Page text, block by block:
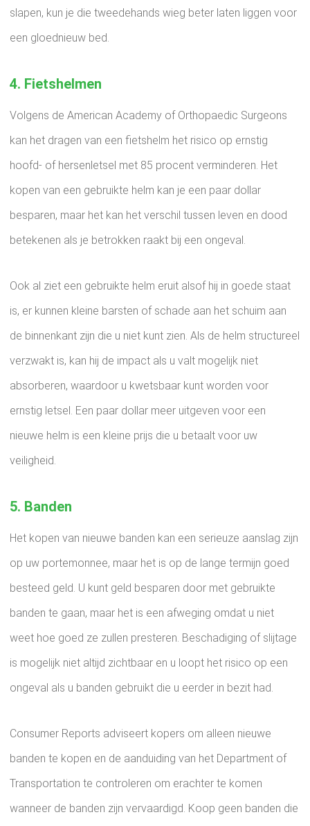
slapen, kun je die tweedehands wieg beter laten liggen voor
een gloednieuw bed.
4. Fietshelmen
Volgens de American Academy of Orthopaedic Surgeons
kan het dragen van een fietshelm het risico op ernstig
hoofd- of hersenletsel met 85 procent verminderen. Het
kopen van een gebruikte helm kan je een paar dollar
besparen, maar het kan het verschil tussen leven en dood
betekenen als je betrokken raakt bij een ongeval.
Ook al ziet een gebruikte helm eruit alsof hij in goede staat
is, er kunnen kleine barsten of schade aan het schuim aan
de binnenkant zijn die u niet kunt zien. Als de helm structureel
verzwakt is, kan hij de impact als u valt mogelijk niet
absorberen, waardoor u kwetsbaar kunt worden voor
ernstig letsel. Een paar dollar meer uitgeven voor een
nieuwe helm is een kleine prijs die u betaalt voor uw
veiligheid.
5. Banden
Het kopen van nieuwe banden kan een serieuze aanslag zijn
op uw portemonnee, maar het is op de lange termijn goed
besteed geld. U kunt geld besparen door met gebruikte
banden te gaan, maar het is een afweging omdat u niet
weet hoe goed ze zullen presteren. Beschadiging of slijtage
is mogelijk niet altijd zichtbaar en u loopt het risico op een
ongeval als u banden gebruikt die u eerder in bezit had.
Consumer Reports adviseert kopers om alleen nieuwe
banden te kopen en de aanduiding van het Department of
Transportation te controleren om erachter te komen
wanneer de banden zijn vervaardigd. Koop geen banden die